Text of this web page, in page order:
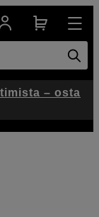
– osta